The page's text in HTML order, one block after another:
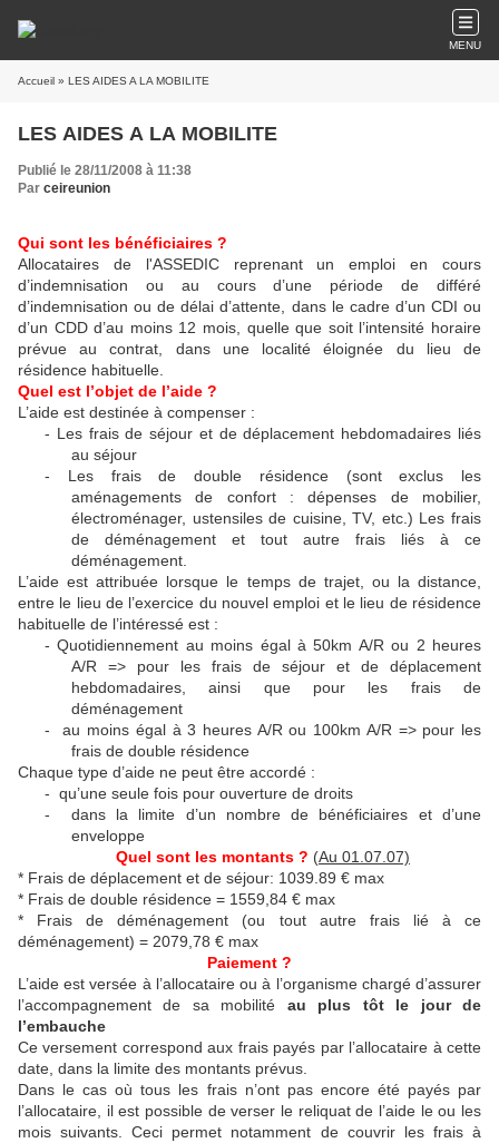
MENU
Accueil » LES AIDES A LA MOBILITE
LES AIDES A LA MOBILITE
Publié le 28/11/2008 à 11:38
Par ceireunion
Qui sont les bénéficiaires ?
Allocataires de l'ASSEDIC reprenant un emploi en cours
d’indemnisation ou au cours d’une période de différé
d’indemnisation ou de délai d’attente, dans le cadre d’un CDI ou
d’un CDD d’au moins 12 mois, quelle que soit l’intensité horaire
prévue au contrat, dans une localité éloignée du lieu de
résidence habituelle.
Quel est l’objet de l’aide ?
L’aide est destinée à compenser :
- Les frais de séjour et de déplacement hebdomadaires liés
au séjour
-
Les frais de double résidence (sont exclus les
aménagements de confort : dépenses de mobilier,
électroménager, ustensiles de cuisine, TV, etc.) Les frais
de déménagement et tout autre frais liés à ce
déménagement.
L’aide est attribuée lorsque le temps de trajet, ou la distance,
entre le lieu de l’exercice du nouvel emploi et le lieu de résidence
habituelle de l’intéressé est :
- Quotidiennement au moins égal à 50km A/R ou 2 heures
A/R => pour les frais de séjour et de déplacement
hebdomadaires, ainsi que pour les frais de
déménagement
-
au moins égal à 3 heures A/R ou 100km A/R => pour les
frais de double résidence
Chaque type d’aide ne peut être accordé :
- qu’une seule fois pour ouverture de droits
-
dans la limite d’un nombre de bénéficiaires et d’une
enveloppe
Quel sont les montants ? (Au 01.07.07)
* Frais de déplacement et de séjour: 1039.89 € max
* Frais de double résidence = 1559,84 € max
* Frais de déménagement (ou tout autre frais lié à ce
déménagement) = 2079,78 € max
Paiement ?
L’aide est versée à l’allocataire ou à l’organisme chargé d’assurer
l’accompagnement de sa mobilité au plus tôt le jour de
l’embauche
Ce versement correspond aux frais payés par l’allocataire à cette
date, dans la limite des montants prévus.
Dans le cas où tous les frais n’ont pas encore été payés par
l’allocataire, il est possible de verser le reliquat de l’aide le ou les
mois suivants. Ceci permet notamment de couvrir les frais à